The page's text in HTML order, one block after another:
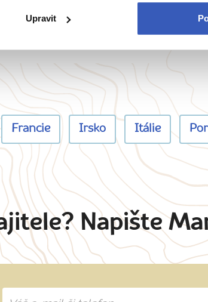
Upravit
bereme maximálně 15 osob
Francie Irsko Itálie
Napište